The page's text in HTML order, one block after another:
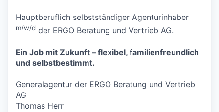
Hauptberuflich selbstständiger Agenturinhaber
m/w/d der ERGO Beratung und Vertrieb AG.
Ein Job mit Zukunft – flexibel, familienfreundlich
und selbstbestimmt.
Generalagentur der ERGO Beratung und Vertrieb
AG
Thomas Herr